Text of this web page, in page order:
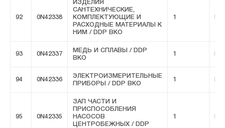
92 0N42338
ИЗДЕЛИЯ
САНТЕХНИЧЕСКИЕ,
КОМПЛЕКТУЮЩИЕ И
РАСХОДНЫЕ МАТЕРИАЛЫ К
НИМ / DDP ВКО
1
93 0N42337
МЕДЬ И СПЛАВЫ / DDP
ВКО
1
94 0N42336
ЭЛЕКТРОИЗМЕРИТЕЛЬНЫЕ
ПРИБОРЫ / DDP ВКО
1
95 0N42335
ЗАП ЧАСТИ И
ПРИСПОСОБЛЕНИЯ
НАСОСОВ
ЦЕНТРОБЕЖНЫХ / DDP
1